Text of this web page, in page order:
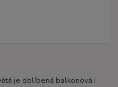
je oblíbená balkonová i